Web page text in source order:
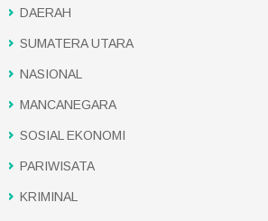
DAERAH
SUMATERA UTARA
NASIONAL
MANCANEGARA
SOSIAL EKONOMI
PARIWISATA
KRIMINAL